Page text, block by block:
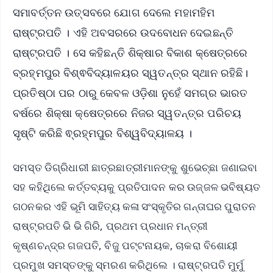
ସମାବର୍ତ୍ତନ ଉତ୍ସବରେ ଯୋଗ ଦେଲେ ମହାମହିମ
ରାଷ୍ଟ୍ରପତି । ଏହି ଅବସରରେ ଉଦବୋଧନ ଦେଇଛନ୍ତି
ରାଷ୍ଟ୍ରପତି । ସେ କହିଛନ୍ତି ଶିକ୍ଷାର ବିକାଶ କ୍ଷେତ୍ରରେ
ବ୍ରହ୍ମପୁର ବିଶ୍ଵବିଦ୍ୟାଳୟର ସ୍ୱତନ୍ତ୍ର ସ୍ଥାନ ରହିଛି।
ପ୍ରତିଷ୍ଠା ପର ଠାରୁ କେବଳ ଓଡ଼ିଶା ନୁହେଁ ସମଗ୍ର ଭାରତ
ବର୍ଷରେ ଶିକ୍ଷା କ୍ଷେତ୍ରରେ ନିଜର ସ୍ୱତନ୍ତ୍ର ପରିଚୟ
ସୃଷ୍ଟି କରିଛି ଵ୍ରହ୍ମପୁର ବିଶ୍ୱବିଦ୍ୟାଳୟ ।
ସମସ୍ତ ଡିଗ୍ରିଧାରୀ ଛାତ୍ରଛାତ୍ରୀମାନଙ୍କୁ ଶୁଭେଚ୍ଛା ଜଣାଇବା
ସହ କହିଥିଲେ କର୍ତ୍ତବ୍ୟକୁ ପ୍ରତିପାଦନ କର ଉଜ୍ଜଳ ଭବିଷ୍ୟତ
ଗଠନକର ଏହି ଭୂମି ସାହିତ୍ୟ କଳା ସଂସ୍କୃତିର ଗନ୍ତାଘର ପୁରାତନ
ରାଷ୍ଟ୍ରପତି ଭି ଭି ଗିରି, ପ୍ରଥମ ପ୍ରଧାନ ମନ୍ତ୍ରୀ
କୃଷ୍ଣଚନ୍ଦ୍ର ଗଜପତି, ବିଜୁ ପଟ୍ଟନାୟକ, ଚାକରା ବିଶୋୟୀ
ପ୍ରମୁଖ ସମସ୍ତଙ୍କୁ ସ୍ମରଣ କରିଥିଲେ । ରାଷ୍ଟ୍ରପତି ମୁର୍ମୁ